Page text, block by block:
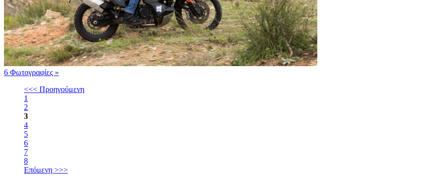
6 Φωτογραφίες »
<<< Προηγούμενη
1
2
3
4
5
6
7
8
Επόμενη >>>